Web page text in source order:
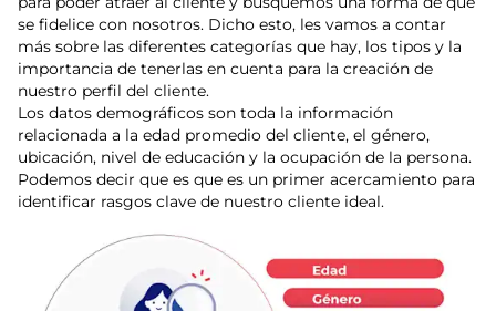
se fidelice con nosotros. Dicho esto, les vamos a contar
más sobre las diferentes categorías que hay, los tipos y la
importancia de tenerlas en cuenta para la creación de
nuestro perfil del cliente.
Los datos demográficos son toda la información
relacionada a la edad promedio del cliente, el género,
ubicación, nivel de educación y la ocupación de la persona.
Podemos decir que es que es un primer acercamiento para
identificar rasgos clave de nuestro cliente ideal.